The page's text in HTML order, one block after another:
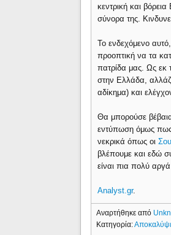
κεντρική και
σύνορα της.
Το ενδεχόμενο
προοπτική να τα
πατρίδα μας. Ως εκ
στην Ελλάδα,
αδίκημα) και
Θα μπορούσε
εντύπωση όμως πως
νεκρικά όπως οι
βλέπουμε και εδώ
είναι πια πολύ
Analyst.gr.
Αναρτήθηκε από
Κατηγορία: